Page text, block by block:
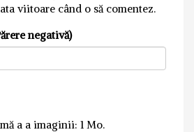
viitoare când o să comentez.
negativă)
a a imaginii: 1 Mo.